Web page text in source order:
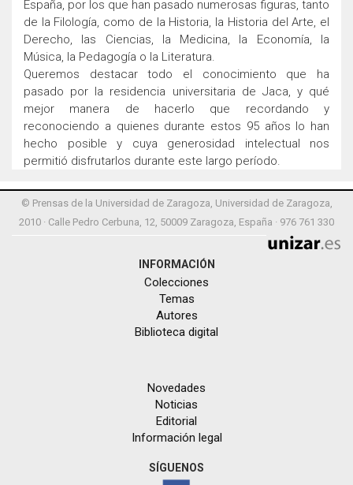
España, por los que han pasado numerosas figuras, tanto
de la Filología, como de la Historia, la Historia del Arte, el
Derecho, las Ciencias, la Medicina, la Economía, la
Música, la Pedagogía o la Literatura.
Queremos destacar todo el conocimiento que ha
pasado por la residencia universitaria de Jaca, y qué
mejor manera de hacerlo que recordando y
reconociendo a quienes durante estos 95 años lo han
hecho posible y cuya generosidad intelectual nos
permitió disfrutarlos durante este largo período.
© Prensas de la Universidad de Zaragoza, Universidad de Zaragoza,
2010 · Calle Pedro Cerbuna, 12, 50009 Zaragoza, España · 976 761 330
INFORMACIÓN
Colecciones
Temas
Autores
Biblioteca digital
Novedades
Noticias
Editorial
Información legal
SÍGUENOS